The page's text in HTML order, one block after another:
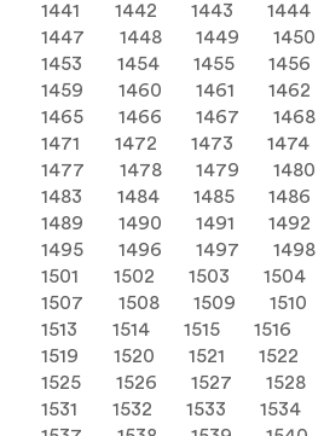
1441
1442 1443 1444
1447
1448 1449 1450
1453
1454 1455 1456
1459
1460 1461 1462
1465
1466 1467 1468
1471
1472 1473 1474
1477
1478 1479 1480
1483
1484 1485 1486
1489
1490 1491 1492
1495
1496 1497 1498
1501
1502 1503 1504
1507
1508 1509 1510
1513
1514 1515 1516
1519
1520 1521 1522
1525
1526 1527 1528
1531
1532 1533 1534